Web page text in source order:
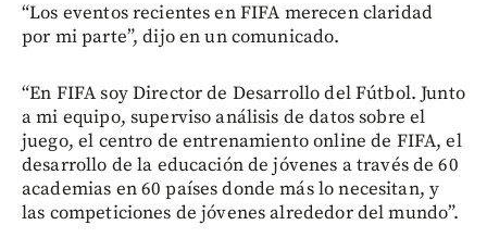
“Los eventos recientes en FIFA merecen claridad
por mi parte”, dijo en un comunicado.
“En FIFA soy Director de Desarrollo del Fútbol. Junto
a mi equipo, superviso análisis de datos sobre el
juego, el centro de entrenamiento online de FIFA, el
desarrollo de la educación de jóvenes a través de 60
academias en 60 países donde más lo necesitan, y
las competiciones de jóvenes alrededor del mundo”.